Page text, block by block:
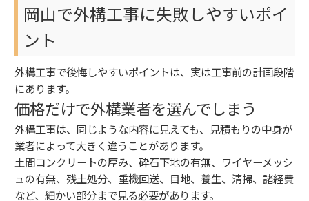
岡山で外構工事に失敗しやすいポイ
ント
外構工事で後悔しやすいポイントは、実は工事前の計画段階
にあります。
価格だけで外構業者を選んでしまう
外構工事は、同じような内容に見えても、見積もりの中身が
業者によって大きく違うことがあります。
土間コンクリートの厚み、砕石下地の有無、ワイヤーメッシ
ュの有無、残土処分、重機回送、目地、養生、清掃、諸経費
など、細かい部分まで見る必要があります。